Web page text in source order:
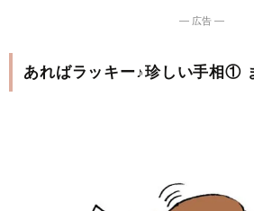
― 広告 ―
あればラッキー♪珍しい手相①